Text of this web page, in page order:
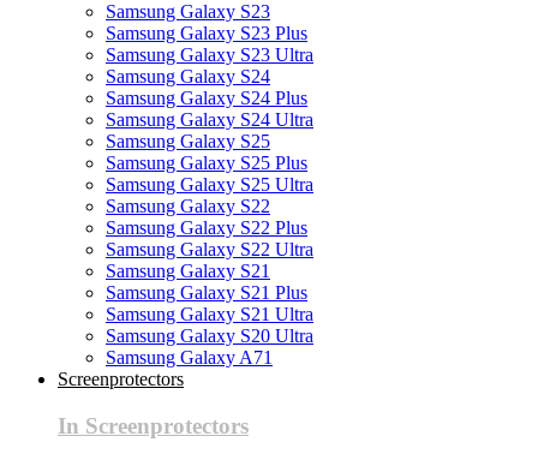
Samsung Galaxy S23
Samsung Galaxy S23 Plus
Samsung Galaxy S23 Ultra
Samsung Galaxy S24
Samsung Galaxy S24 Plus
Samsung Galaxy S24 Ultra
Samsung Galaxy S25
Samsung Galaxy S25 Plus
Samsung Galaxy S25 Ultra
Samsung Galaxy S22
Samsung Galaxy S22 Plus
Samsung Galaxy S22 Ultra
Samsung Galaxy S21
Samsung Galaxy S21 Plus
Samsung Galaxy S21 Ultra
Samsung Galaxy S20 Ultra
Samsung Galaxy A71
Screenprotectors
In Screenprotectors